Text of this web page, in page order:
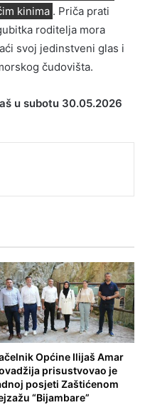
kinima . Priča prati
roditelja mora
svoj jedinstveni glas i
čudovišta.
u subotu 30.05.2026
Općine Ilijaš Amar
prisustvovao je
posjeti Zaštićenom
“Bijambare”